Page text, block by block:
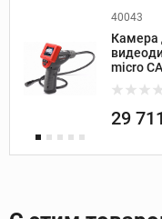
40043
Камера
micro
29